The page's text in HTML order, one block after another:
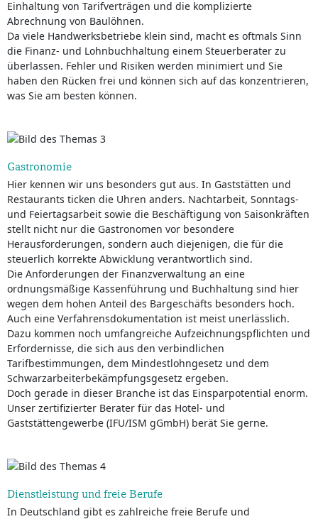
Einhaltung von Tarifverträgen und die komplizierte
Abrechnung von Baulöhnen.
Da viele Handwerksbetriebe klein sind, macht es oftmals Sinn
die Finanz- und Lohnbuchhaltung einem Steuerberater zu
überlassen. Fehler und Risiken werden minimiert und Sie
haben den Rücken frei und können sich auf das konzentrieren,
was Sie am besten können.
Gastronomie
Hier kennen wir uns besonders gut aus. In Gaststätten und
Restaurants ticken die Uhren anders. Nachtarbeit, Sonntags-
und Feiertagsarbeit sowie die Beschäftigung von Saisonkräften
stellt nicht nur die Gastronomen vor besondere
Herausforderungen, sondern auch diejenigen, die für die
steuerlich korrekte Abwicklung verantwortlich sind.
Die Anforderungen der Finanzverwaltung an eine
ordnungsmäßige Kassenführung und Buchhaltung sind hier
wegen dem hohen Anteil des Bargeschäfts besonders hoch.
Auch eine Verfahrensdokumentation ist meist unerlässlich.
Dazu kommen noch umfangreiche Aufzeichnungspflichten und
Erfordernisse, die sich aus den verbindlichen
Tarifbestimmungen, dem Mindestlohngesetz und dem
Schwarzarbeiterbekämpfungsgesetz ergeben.
Doch gerade in dieser Branche ist das Einsparpotential enorm.
Unser zertifizierter Berater für das Hotel- und
Gaststättengewerbe (IFU/ISM gGmbH) berät Sie gerne.
Dienstleistung und freie Berufe
In Deutschland gibt es zahlreiche freie Berufe und